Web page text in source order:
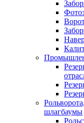
шлагбаумы